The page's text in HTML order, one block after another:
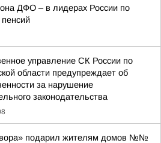
ДФО – в лидерах России по
управление СК России по
области предупреждает об
за нарушение
законодательства
подарил жителям домов №№